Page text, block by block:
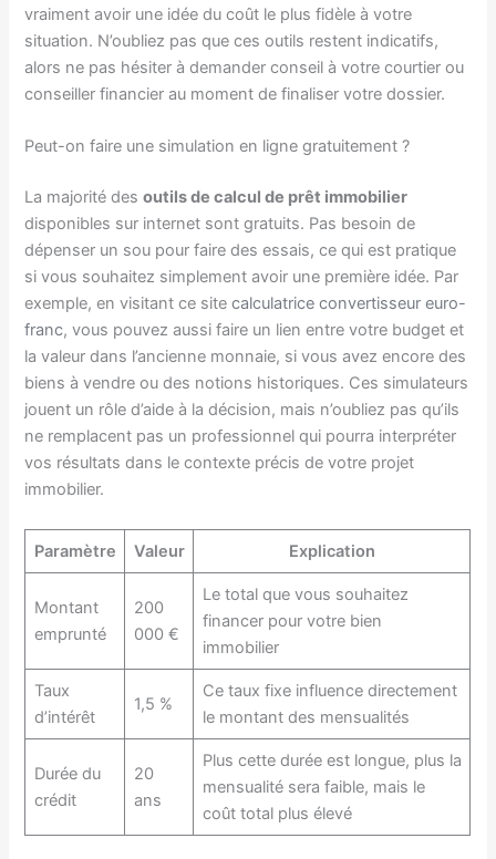
vraiment avoir une idée du coût le plus fidèle à votre
situation. N’oubliez pas que ces outils restent indicatifs,
alors ne pas hésiter à demander conseil à votre courtier ou
conseiller financier au moment de finaliser votre dossier.
Peut-on faire une simulation en ligne gratuitement ?
La majorité desoutils de calcul de prêt immobilier
disponibles sur internet sont gratuits. Pas besoin de
dépenser un sou pour faire des essais, ce qui est pratique
si vous souhaitez simplement avoir une première idée. Par
exemple, en visitant ce sitecalculatrice convertisseur euro-
franc, vous pouvez aussi faire un lien entre votre budget et
la valeur dans l’ancienne monnaie, si vous avez encore des
biens à vendre ou des notions historiques. Ces simulateurs
jouent un rôle d’aide à la décision, mais n’oubliez pas qu’ils
ne remplacent pas un professionnel qui pourra interpréter
vos résultats dans le contexte précis de votre projet
immobilier.
Paramètre Valeur Explication
Montant
emprunté
200
000 €
Le total que vous souhaitez
financer pour votre bien
immobilier
Taux
d’intérêt
1,5 %
Ce taux fixe influence directement
le montant des mensualités
Durée du
crédit
20
ans
Plus cette durée est longue, plus la
mensualité sera faible, mais le
coût total plus élevé